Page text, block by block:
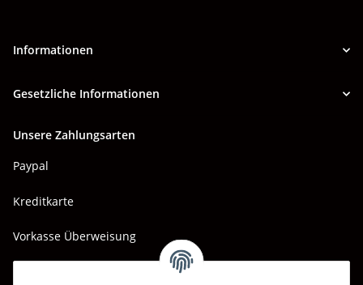
Informationen
Gesetzliche Informationen
Unsere Zahlungsarten
Paypal
Kreditkarte
Vorkasse Überweisung